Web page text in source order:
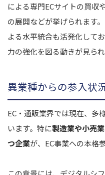
による専門ECサイトの買収
の展開などが挙げられます
よる水平統合も活発化して
力の強化を図る動きが見られ
異業種からの参入状
EC・通販業界では現在、多
います。特に製造業や小売
つ企業が、EC事業への本格